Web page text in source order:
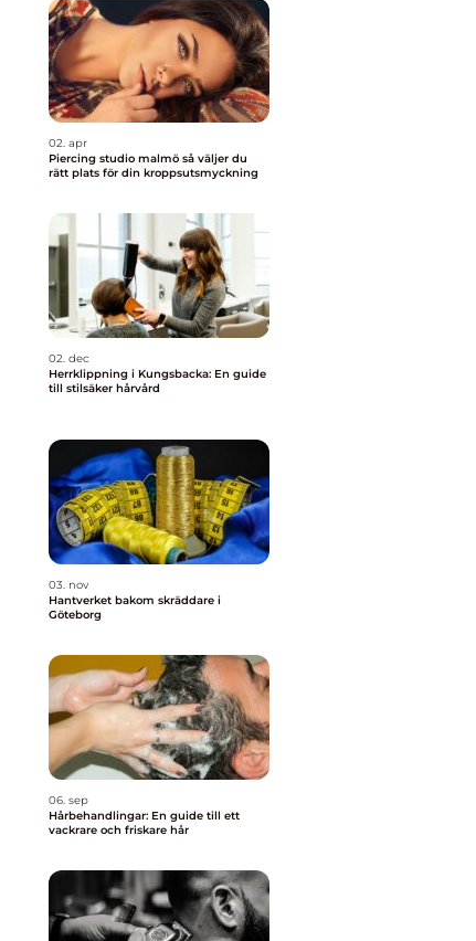
02. apr
Piercing studio malmö så väljer du
rätt plats för din kroppsutsmyckning
02. dec
Herrklippning i Kungsbacka: En guide
till stilsäker hårvård
03. nov
Hantverket bakom skräddare i
Göteborg
06. sep
Hårbehandlingar: En guide till ett
vackrare och friskare hår